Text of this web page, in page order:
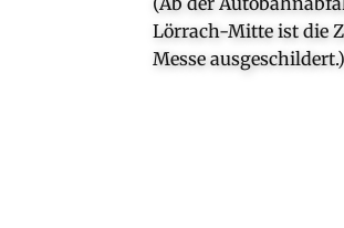
Lörrach-Mitte ist die
Messe ausgeschildert.)